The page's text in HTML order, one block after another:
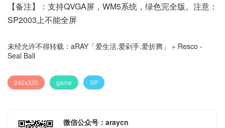
【备注】：支持QVGA屏，WM5系统，绿色完全版。注意：
SP2003上不能全屏
未经允许不得转载： aRAY「爱生活.爱剁手.爱折腾」 » Resco -
Seal Ball
240x320 game SP
微信公众号：araycn